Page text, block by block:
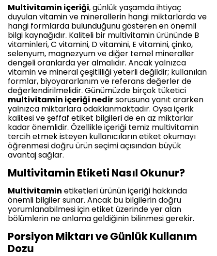
Multivitamin içeriği, günlük yaşamda ihtiyaç
duyulan vitamin ve minerallerin hangi miktarlarda ve
hangi formlarda bulunduğunu gösteren en önemli
bilgi kaynağıdır. Kaliteli bir multivitamin ürününde B
vitaminleri, C vitamini, D vitamini, E vitamini, çinko,
selenyum, magnezyum ve diğer temel mineraller
dengeli oranlarda yer almalıdır. Ancak yalnızca
vitamin ve mineral çeşitliliği yeterli değildir; kullanılan
formlar, biyoyararlanım ve referans değerler de
değerlendirilmelidir. Günümüzde birçok tüketici
multivitamin içeriği nedirsorusuna yanıt ararken
yalnızca miktarlara odaklanmaktadır. Oysa içerik
kalitesi ve şeffaf etiket bilgileri de en az miktarlar
kadar önemlidir. Özellikle içeriği temiz multivitamin
tercih etmek isteyen kullanıcıların etiket okumayı
öğrenmesi doğru ürün seçimi açısından büyük
avantaj sağlar.
Multivitamin Etiketi Nasıl Okunur?
Multivitamin etiketleri ürünün içeriği hakkında
önemli bilgiler sunar. Ancak bu bilgilerin doğru
yorumlanabilmesi için etiket üzerinde yer alan
bölümlerin ne anlama geldiğinin bilinmesi gerekir.
Porsiyon Miktarı ve Günlük Kullanım
Dozu